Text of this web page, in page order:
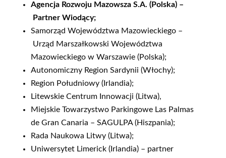
Agencja Rozwoju Mazowsza S.A. (Polska) –
Partner Wiodący;
Samorząd Województwa Mazowieckiego –
Urząd Marszałkowski Województwa
Mazowieckiego w Warszawie (Polska);
Autonomiczny Region Sardynii (Włochy);
Region Południowy (Irlandia);
Litewskie Centrum Innowacji (Litwa),
Miejskie Towarzystwo Parkingowe Las Palmas
de Gran Canaria – SAGULPA (Hiszpania);
Rada Naukowa Litwy (Litwa);
Uniwersytet Limerick (Irlandia) – partner